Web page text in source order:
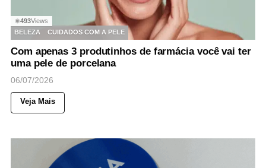
◉493Views
BELEZA
CUIDADOS COM A PELE
Com apenas 3 produtinhos de farmácia você vai ter
uma pele de porcelana
06/07/2026
Veja Mais